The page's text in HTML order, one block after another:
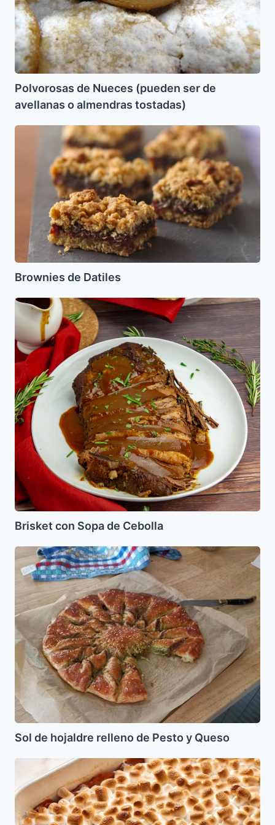
almendras
tostadas)
Polvorosas de Nueces (pueden ser de
avellanas o almendras tostadas)
Brownies
Brownies de Datiles
Brisket
con
Sopa
de
Cebolla
Brisket con Sopa de Cebolla
Sol
de
hojaldre
relleno
de
Pesto
y
Queso
Sol de hojaldre relleno de Pesto y Queso
Camote
(Batata)